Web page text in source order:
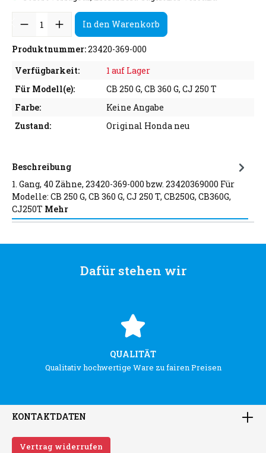
In den Warenkorb
Produktnummer:23420-369-000
Verfügbarkeit:
1 auf Lager
Für Modell(e):
CB 250 G, CB 360 G, CJ 250 T
Farbe:
Keine Angabe
Zustand:
Original Honda neu
Beschreibung
1. Gang, 40 Zähne, 23420-369-000 bzw. 23420369000 Für
Modelle: CB 250 G, CB 360 G, CJ 250 T, CB250G, CB360G,
CJ250T Mehr
Dafür stehen wir
QUALITÄT
Qualitativ hochwertige Ware zu fairen Preisen
KONTAKTDATEN
Vertrag widerrufen